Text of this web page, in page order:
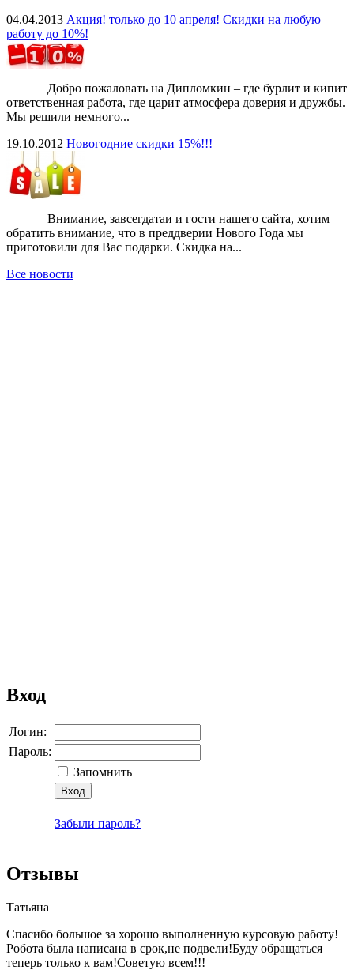
04.04.2013 Акция! только до 10 апреля! Скидки на любую
работу до 10%!
Добро пожаловать на Дипломкин – где бурлит и кипит
ответственная работа, где царит атмосфера доверия и дружбы.
Мы решили немного...
19.10.2012 Новогодние скидки 15%!!!
Внимание, завсегдатаи и гости нашего сайта, хотим
обратить внимание, что в преддверии Нового Года мы
приготовили для Вас подарки. Скидка на...
Все новости
Вход
Логин:
Пароль:
Запомнить
Забыли пароль?
Отзывы
Татьяна
Спасибо большое за хорошо выполненную курсовую работу!
Робота была написана в срок,не подвели!Буду обращаться
теперь только к вам!Советую всем!!!